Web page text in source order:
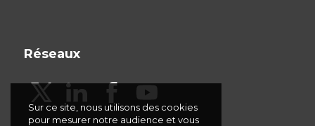
Réseaux
Sur ce site, nous utilisons des cookies
pour mesurer notre audience et vous